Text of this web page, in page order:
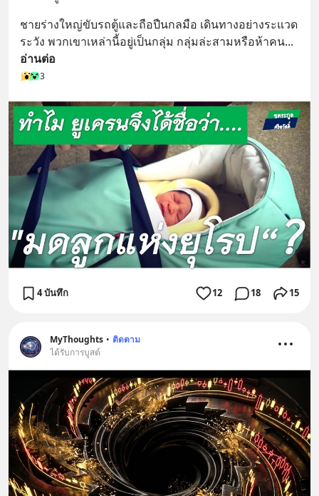
ชายร่างใหญ่ขับรถตู้และถือปืนกลมือ เดินทางอย่างระแวด
ระวัง พวกเขาเหล่านี้อยู่เป็นกลุ่ม กลุ่มล่ะสามหรือห้าคน
อ่านต่อ
3
4 บันทึก 12 18 15
MyThoughts • ติดตาม
ได้รับการบูสต์